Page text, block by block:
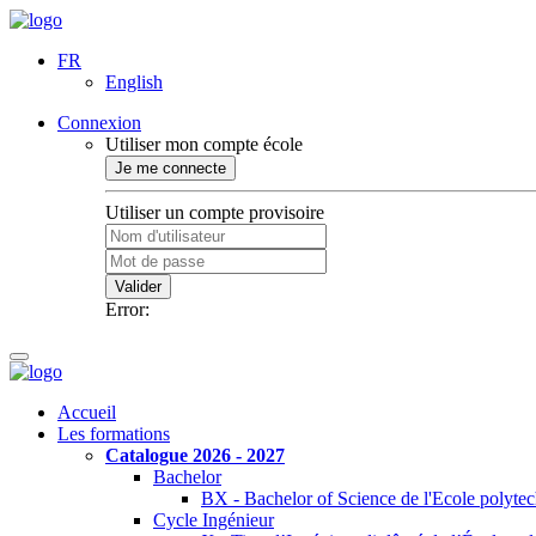
FR
English
Connexion
Utiliser mon compte école
Je me connecte
Utiliser un compte provisoire
Valider
Error:
Accueil
Les formations
Catalogue 2026 - 2027
Bachelor
BX - Bachelor of Science de l'Ecole
Cycle Ingénieur